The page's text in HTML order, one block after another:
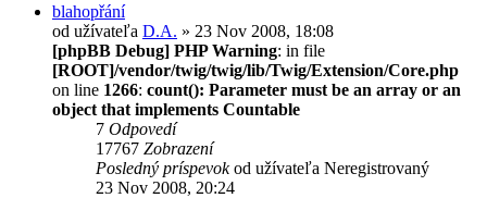
blahopřání
od užívateľa D.A. » 23 Nov 2008, 18:08
[phpBB Debug] PHP Warning: in file
[ROOT]/vendor/twig/twig/lib/Twig/Extension/Core.php
on line 1266: count(): Parameter must be an array or an
object that implements Countable
7 Odpovedí
17767 Zobrazení
Posledný príspevokod užívateľa Neregistrovaný
23 Nov 2008, 20:24